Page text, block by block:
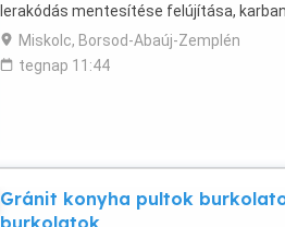
lerakódás mentesítése felújítása,
Miskolc, Borsod-Abaúj-Zemplén
tegnap 11:44
Gránit konyha pultok
burkolatok